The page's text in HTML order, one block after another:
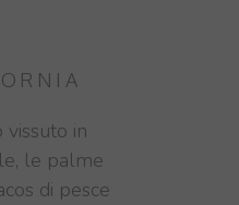
vissuto in
le palme
di pesce